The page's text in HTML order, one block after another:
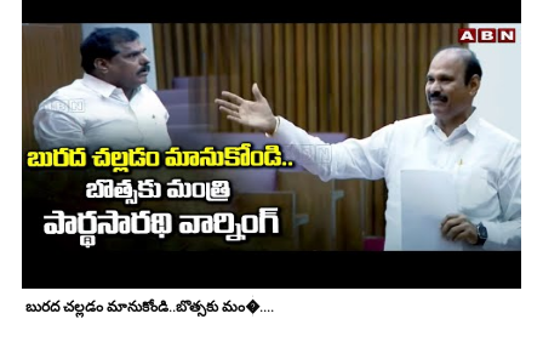
బురద చల్లడం మానుకోండి..బొత్సకు మం�....